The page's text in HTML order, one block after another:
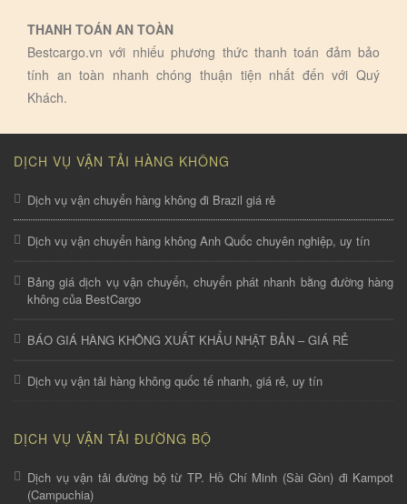
THANH TOÁN AN TOÀN
Bestcargo.vn với nhiếu phương thức thanh toán đảm bảo
tính an toàn nhanh chóng thuận tiện nhất đến với Quý
Khách.
DỊCH VỤ VẬN TẢI HÀNG KHÔNG
Dịch vụ vận chuyển hàng không đi Brazil giá rẻ
Dịch vụ vận chuyển hàng không Anh Quốc chuyên nghiệp, uy tín
Bảng giá dịch vụ vận chuyển, chuyển phát nhanh bằng đường hàng
không của BestCargo
BÁO GIÁ HÀNG KHÔNG XUẤT KHẨU NHẬT BẢN – GIÁ RẺ
Dịch vụ vận tải hàng không quốc tế nhanh, giá rẻ, uy tín
DỊCH VỤ VẬN TẢI ĐƯỜNG BỘ
Dịch vụ vận tải đường bộ từ TP. Hồ Chí Minh (Sài Gòn) đi Kampot
(Campuchia)